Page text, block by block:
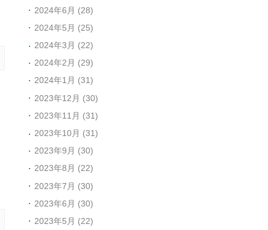
2024年6月 (28)
2024年5月 (25)
2024年3月 (22)
2024年2月 (29)
2024年1月 (31)
2023年12月 (30)
2023年11月 (31)
2023年10月 (31)
2023年9月 (30)
2023年8月 (22)
2023年7月 (30)
2023年6月 (30)
2023年5月 (22)